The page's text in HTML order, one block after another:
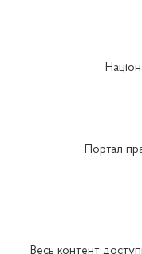
Портал
Весь контент